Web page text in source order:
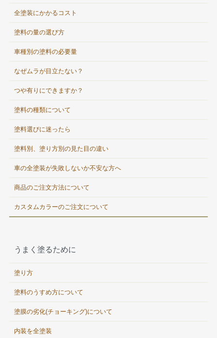
全塗装にかかるコスト
塗料の量の選び方
車種別の塗料の必要量
なぜムラが目立たない？
つや有りにできますか？
塗料の種類について
塗料選びに迷ったら
塗料別、塗り方別の見た目の違い
車の全塗装が失敗しないか不安な方へ
商品のご注文方法について
カスタムカラーのご注文について
うまく塗るために
塗り方
塗料のうすめ方について
塗膜の劣化(チョーキング)について
内装を全塗装